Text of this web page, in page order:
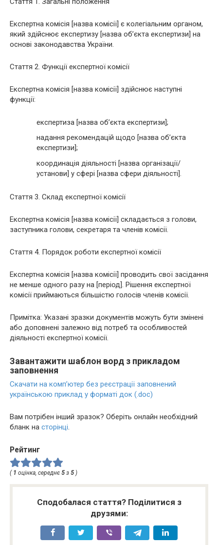
Експертна комісія [назва комісії] є колегіальним органом,
який здійснює експертизу [назва об’єкта експертизи] на
основі законодавства України.
Стаття 2. Функції експертної комісії
Експертна комісія [назва комісії] здійснює наступні
функції:
експертиза [назва об’єкта експертизи];
надання рекомендацій щодо [назва об’єкта
експертизи];
координація діяльності [назва організації/
установи] у сфері [назва сфери діяльності].
Стаття 3. Склад експертної комісії
Експертна комісія [назва комісії] складається з голови,
заступника голови, секретаря та членів комісії.
Стаття 4. Порядок роботи експертної комісії
Експертна комісія [назва комісії] проводить свої засідання
не менше одного разу на [період]. Рішення експертної
комісії приймаються більшістю голосів членів комісії.
Примітка: Указані зразки документів можуть бути змінені
або доповнені залежно від потреб та особливостей
діяльності експертної комісії.
Завантажити шаблон ворд з прикладом
заповнення
Скачати на комп’ютер без реєстрації заповнений
українською приклад у форматі док (.doc)
Вам потрібен інший зразок? Оберіть онлайн необхідний
бланк на сторінці.
Рейтинг
( 1 оцінка, середнє 5 з 5 )
Сподобалася стаття? Поділитися з
друзями: